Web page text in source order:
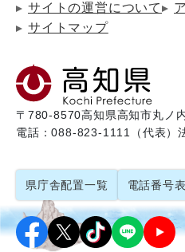
サイトの運営について
サイトマップ
〒780-8570高知県高知市丸ノ
電話：088-823-1111（代表）
県庁舎配置一覧 電話番号表